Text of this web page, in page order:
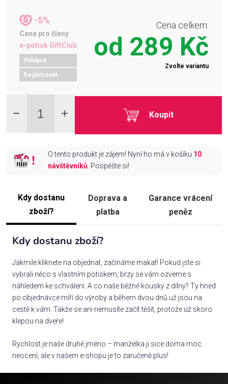
-5%
Cena pro členy
e-potisk GiftClub
Přihlásit
Registrovat
Cena celkem:
od 289 Kč
Zvolte variantu
Koupit
O tento produkt je zájem! Nyní ho má v košíku 10
návštěvníků. Pospěšte si!
Kdy dostanu
zboží?
Doprava a
platba
Garance vrácení
peněz
Kdy dostanu zboží?
Jakmile kliknete na objednat, začínáme makat! Pokud jste si
vybrali něco s vlastním potiskem, brzy se vám ozveme s
náhledem ke schválení. A co naše běžné kousky z dílny? Ty hned
po objednávce míří do výroby a během dvou dnů už jsou na
cestě k vám. Takže se ani nemusíte začít těšit, protože už skoro
klepou na dveře!
Rychlost je naše druhé jméno – manželka ji sice doma moc
neocení, ale v našem e-shopu je to zaručeně plus!